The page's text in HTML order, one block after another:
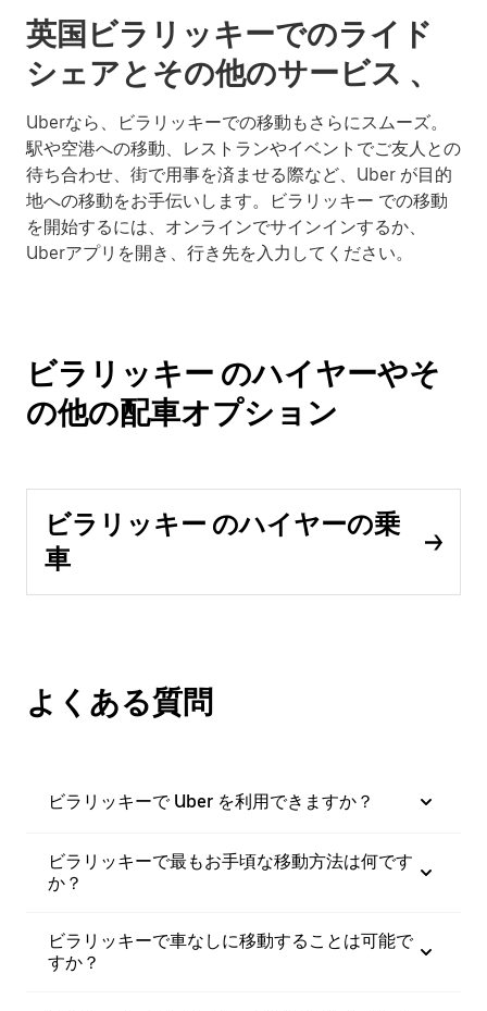
英国ビラリッキーでのライド
シェアとその他のサービス 、
Uberなら、ビラリッキーでの移動もさらにスムーズ。
駅や空港への移動、レストランやイベントでご友人との
待ち合わせ、街で用事を済ませる際など、Uber が目的
地への移動をお手伝いします。ビラリッキー での移動
を開始するには、オンラインでサインインするか、
Uberアプリを開き、行き先を入力してください。
ビラリッキー のハイヤーやそ
の他の配車オプション
ビラリッキー のハイヤーの乗
車
よくある質問
ビラリッキーで Uber を利用できますか？
ビラリッキーで最もお手頃な移動方法は何です
か？
ビラリッキーで車なしに移動することは可能で
すか？